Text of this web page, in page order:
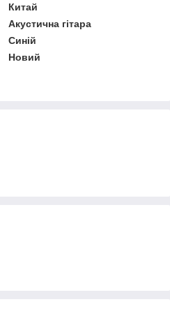
Китай
Акустична гітара
Синій
Новий